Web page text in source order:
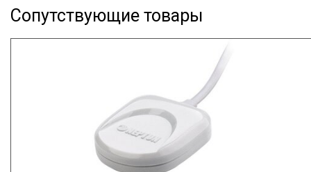
Сопутствующие товары